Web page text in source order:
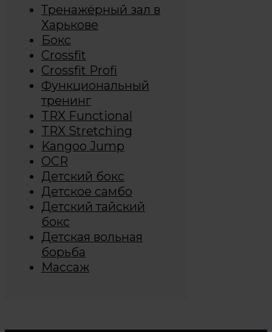
Тренажёрный зал в
Харькове
Бокс
Crossfit
Crossfit Profi
Функциональный
тренинг
TRX Functional
TRX Stretching
Kangoo Jump
OCR
Детский бокс
Детское самбо
Детский тайский
бокс
Детская вольная
борьба
Массаж